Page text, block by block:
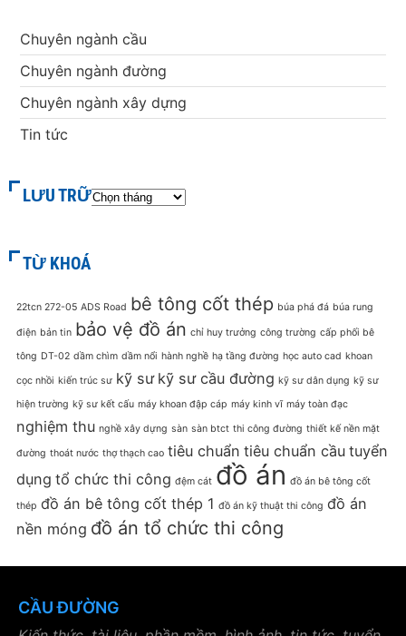
Chuyên ngành cầu
Chuyên ngành đường
Chuyên ngành xây dựng
Tin tức
LƯU TRỮ
TỪ KHOÁ
22tcn 272-05 ADS Road bê tông cốt thép búa phá đá búa rung
điện bản tin bảo vệ đồ án chỉ huy trưởng công trường cấp phối bê
tông DT-02 dầm chìm dầm nổi hành nghề hạ tầng đường học auto cad khoan
cọc nhồi kiến trúc sư kỹ sư kỹ sư cầu đường kỹ sư dân dụng kỹ sư
hiện trường kỹ sư kết cấu máy khoan đập cáp máy kinh vĩ máy toàn đạc
nghiệm thu nghề xây dựng sàn sàn btct thi công đường thiết kế nền mặt
đường thoát nước thợ thạch cao tiêu chuẩn tiêu chuẩn cầu tuyển
dụng tổ chức thi công đệm cát đồ án đồ án bê tông cốt
thép đồ án bê tông cốt thép 1 đồ án kỹ thuật thi công đồ án
nền móng đồ án tổ chức thi công
CẦU ĐƯỜNG